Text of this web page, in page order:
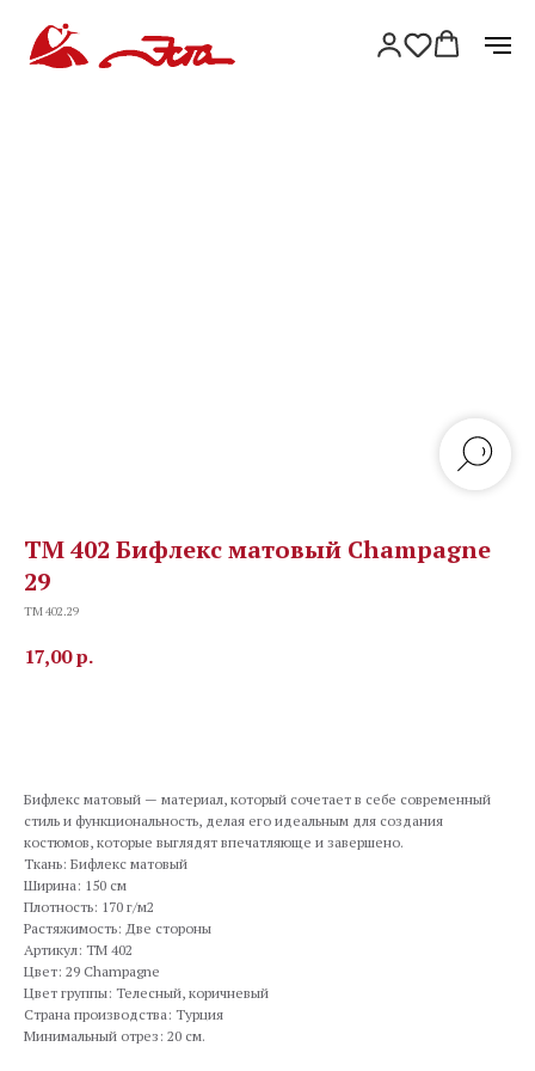
TM 402 Бифлекс матовый Champagne
29
TM 402.29
17,00р.
Бифлекс матовый — материал, который сочетает в себе современный
стиль и функциональность, делая его идеальным для создания
костюмов, которые выглядят впечатляюще и завершено.
Ткань: Бифлекс матовый
Ширина: 150 см
Плотность: 170 г/м2
Растяжимость: Две стороны
Артикул: TM 402
Цвет: 29 Champagne
Цвет группы: Телесный, коричневый
Страна производства: Турция
Минимальный отрез: 20 см.